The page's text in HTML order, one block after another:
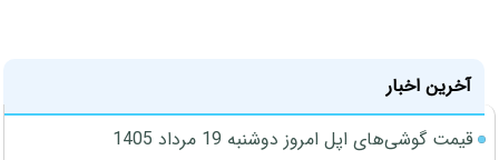
آخرین اخبار
قیمت گوشی‌های اپل امروز دوشنبه 19 مرداد 1405